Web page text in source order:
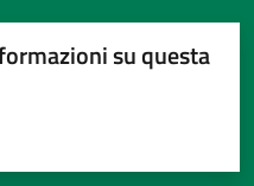
su questa
5